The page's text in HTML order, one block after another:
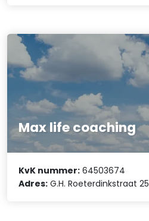
Max life coaching
KvK nummer: 64503674
Adres: G.H. Roeterdinkstraat 25